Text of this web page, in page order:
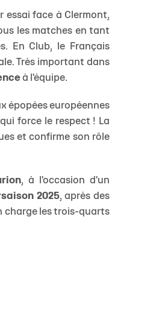
essai face à Clermont,
les matches en tant
En Club, le Français
Très important dans
à l'équipe.
épopées européennes
force le respect ! La
et confirme son rôle
, à l'occasion d'un
2025, après des
charge les trois-quarts